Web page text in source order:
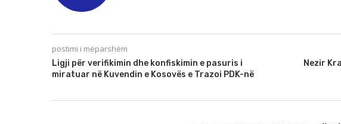
postimi i mëparshëm
Ligji për verifikimin dhe konfiskimin e pasuris i
miratuar në Kuvendin e Kosovës e Trazoi PDK-në
Nezir